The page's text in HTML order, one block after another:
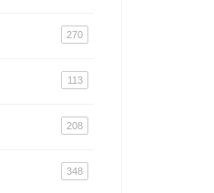
270
113
208
348